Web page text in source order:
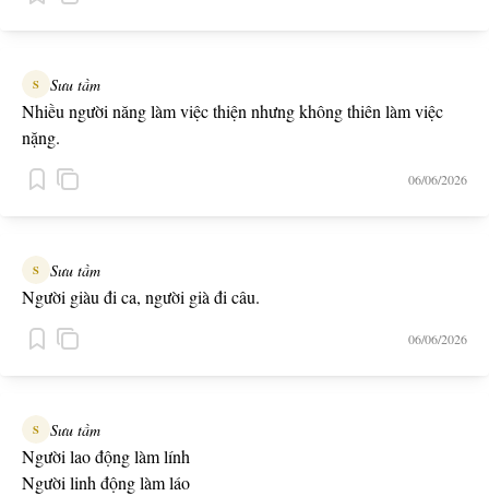
S Sưu tầm
Nhiều người năng làm việc thiện nhưng không thiên làm việc
nặng.
06/06/2026
S Sưu tầm
Người giàu đi ca, người già đi câu.
06/06/2026
S Sưu tầm
Người lao động làm lính
Người linh động làm láo